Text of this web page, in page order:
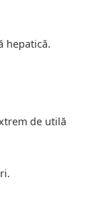
hepatică.
de utilă